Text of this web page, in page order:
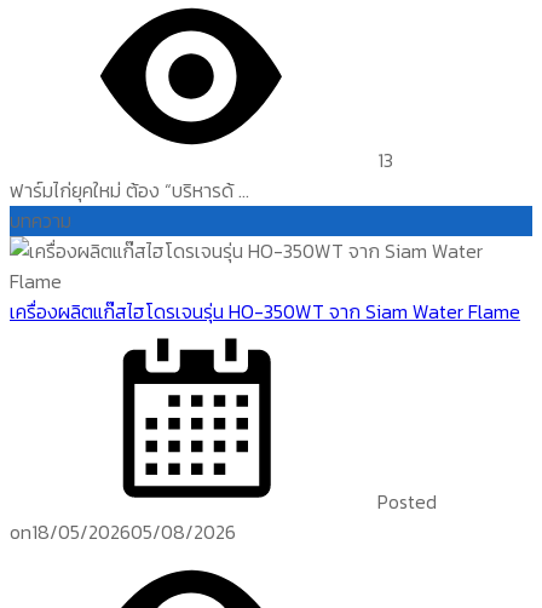
13
ฟาร์มไก่ยุคใหม่ ต้อง “บริหารด้ ...
บทความ
เครื่องผลิตแก๊สไฮโดรเจนรุ่น HO-350WT จาก Siam Water Flame
Posted
on18/05/202605/08/2026